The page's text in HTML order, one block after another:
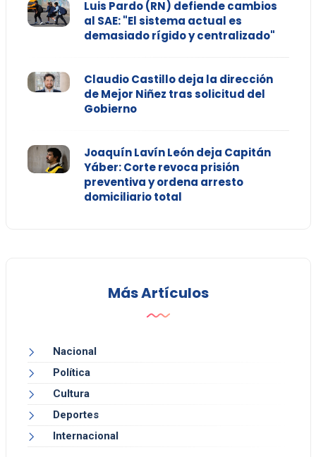
Luis Pardo (RN) defiende cambios
al SAE: "El sistema actual es
demasiado rígido y centralizado"
Claudio Castillo deja la dirección
de Mejor Niñez tras solicitud del
Gobierno
Joaquín Lavín León deja Capitán
Yáber: Corte revoca prisión
preventiva y ordena arresto
domiciliario total
Más Artículos
Nacional
Política
Cultura
Deportes
Internacional